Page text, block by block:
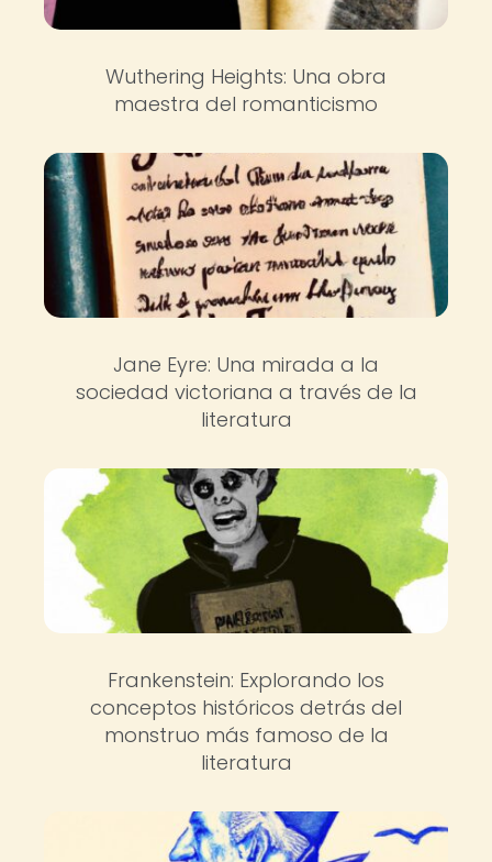
Wuthering Heights: Una obra
maestra del romanticismo
Jane Eyre: Una mirada a la
sociedad victoriana a través de la
literatura
Frankenstein: Explorando los
conceptos históricos detrás del
monstruo más famoso de la
literatura